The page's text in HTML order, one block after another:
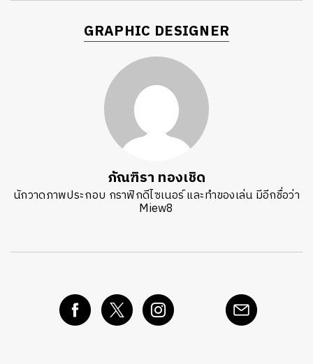
GRAPHIC DESIGNER
ภัณฑิรา ทองเชิด
นักวาดภาพประกอบ กราฟิกดีไซเนอร์ และทำของเล่น มีอีกชื่อว่า
Miew8